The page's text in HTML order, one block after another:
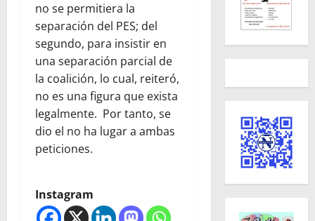
no se permitiera la
separación del PES; del
segundo, para insistir en
una separación parcial de
la coalición, lo cual, reiteró,
no es una figura que exista
legalmente. Por tanto, se
dio el no ha lugar a ambas
peticiones.
Instagram